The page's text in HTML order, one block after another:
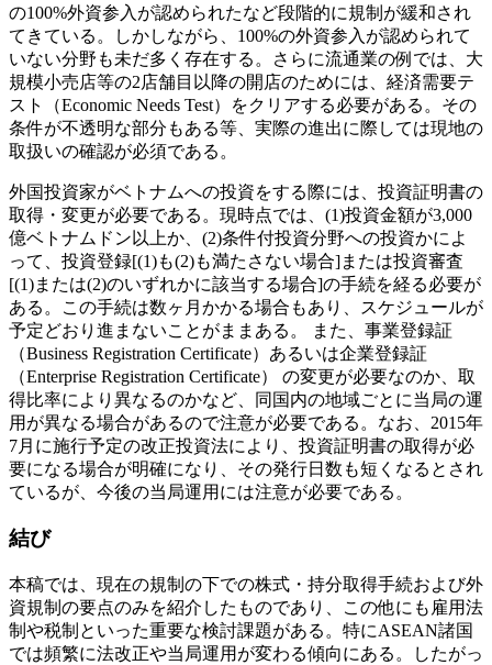
の100%外資参入が認められたなど段階的に規制が緩和され
てきている。しかしながら、100%の外資参入が認められて
いない分野も未だ多く存在する。さらに流通業の例では、大
規模小売店等の2店舗目以降の開店のためには、経済需要テ
スト（Economic Needs Test）をクリアする必要がある。その
条件が不透明な部分もある等、実際の進出に際しては現地の
取扱いの確認が必須である。
外国投資家がベトナムへの投資をする際には、投資証明書の
取得・変更が必要である。現時点では、(1)投資金額が3,000
億ベトナムドン以上か、(2)条件付投資分野への投資かによ
って、投資登録[(1)も(2)も満たさない場合]または投資審査
[(1)または(2)のいずれかに該当する場合]の手続を経る必要が
ある。この手続は数ヶ月かかる場合もあり、スケジュールが
予定どおり進まないことがままある。 また、事業登録証
（Business Registration Certificate）あるいは企業登録証
（Enterprise Registration Certificate） の変更が必要なのか、取
得比率により異なるのかなど、同国内の地域ごとに当局の運
用が異なる場合があるので注意が必要である。なお、2015年
7月に施行予定の改正投資法により、投資証明書の取得が必
要になる場合が明確になり、その発行日数も短くなるとされ
ているが、今後の当局運用には注意が必要である。
結び
本稿では、現在の規制の下での株式・持分取得手続および外
資規制の要点のみを紹介したものであり、この他にも雇用法
制や税制といった重要な検討課題がある。特にASEAN諸国
では頻繁に法改正や当局運用が変わる傾向にある。したがっ